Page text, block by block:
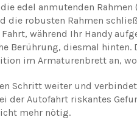
edel anmutenden Rahmen
die robusten Rahmen
während Ihr Handy
Berührung, diesmal hinten.
im Armaturenbrett an,
Schritt weiter und
der Autofahrt riskantes
mehr nötig.